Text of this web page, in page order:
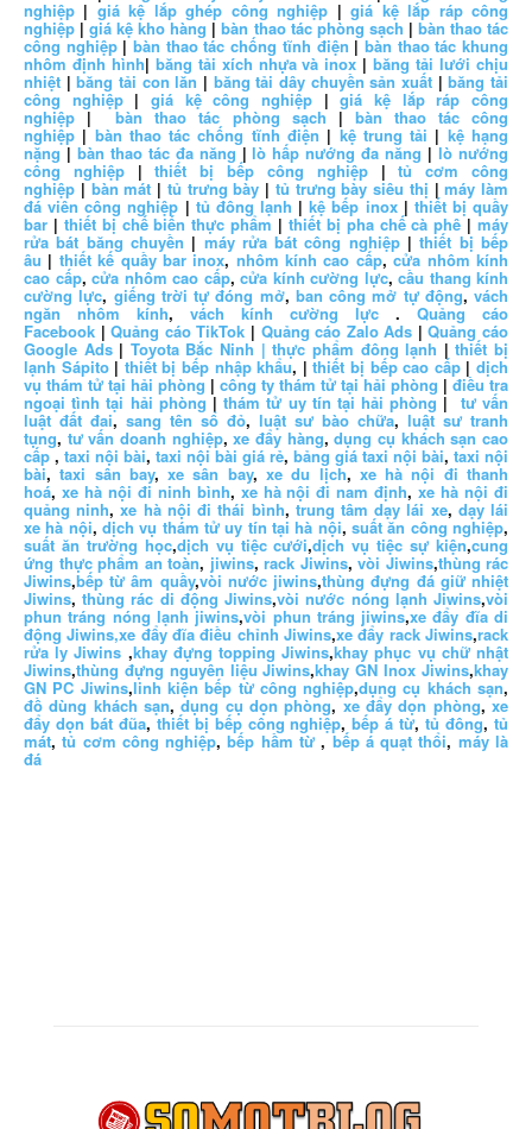
nghiệp | giá kệ lắp ghép công nghiệp |giá kệ lắp ráp công
nghiệp |giá kệ kho hàng |bàn thao tác phòng sạch | bàn thao tác
công nghiệp|bàn thao tác chống tĩnh điện |bàn thao tác khung
nhôm định hình| băng tải xích nhựa và inox|băng tải lưới chịu
nhiệt |băng tải con lăn | băng tải dây chuyền sản xuất |băng tải
công nghiệp|giá kệ công nghiệp |giá kệ lắp ráp công
nghiệp |bàn thao tác phòng sạch| bàn thao tác công
nghiệp | bàn thao tác chống tĩnh điện | kệ trung tải | kệ hạng
nặng| bàn thao tác đa năng|lò hấp nướng đa năng |lò nướng
công nghiệp|thiết bị bếp công nghiệp|tủ cơm công
nghiệp |bàn mát | tủ trưng bày | tủ trưng bày siêu thị |máy làm
đá viên công nghiệp | tủ đông lạnh |kệ bếp inox| thiết bị quầy
bar | thiết bị chế biến thực phẩm | thiết bị pha chế cà phê| máy
rửa bát băng chuyền | máy rửa bát công nghiệp|thiết bị bếp
âu | thiết kế quầy bar inox, nhôm kính cao cấp,cửa nhôm kính
cao cấp, cửa nhôm cao cấp, cửa kính cường lực, cầu thang kính
cường lực, giếng trời tự đóng mở, ban công mở tự động, vách
ngăn nhôm kính, vách kính cường lực .Quảng cáo
Facebook |Quảng cáo TikTok | Quảng cáo Zalo Ads |Quảng cáo
Google Ads| Toyota Bắc Ninh | thực phẩm đông lạnh |thiết bị
lạnh Sápito |thiết bị bếp nhập khẩu, |thiết bị bếp cao cấp|dịch
vụ thám tử tại hải phòng | công ty thám tử tại hải phòng |điều tra
ngoại tình tại hải phòng |thám tử uy tín tại hải phòng | tư vấn
luật đất đai, sang tên sổ đỏ, luật sư bào chữa, luật sư tranh
tụng, tư vấn doanh nghiệp,xe đẩy hàng,dụng cụ khách sạn cao
cấp, taxi nội bài, taxi nội bài giá rẻ, bảng giá taxi nội bài, taxi nội
bài,taxi sân bay,xe sân bay,xe du lịch, xe hà nội đi thanh
hoá, xe hà nội đi ninh bình, xe hà nội đi nam định,xe hà nội đi
quảng ninh,xe hà nội đi thái bình, trung tâm dạy lái xe, dạy lái
xe hà nội,dịch vụ thám tử uy tín tại hà nội,suất ăn công nghiệp,
suất ăn trường học,dịch vụ tiệc cưới,dịch vụ tiệc sự kiện,cung
ứng thực phẩm an toàn, jiwins, rack Jiwins, vòi Jiwins,thùng rác
Jiwins,bếp từ âm quầy,vòi nước jiwins,thùng đựng đá giữ nhiệt
Jiwins,thùng rác di động Jiwins,vòi nước nóng lạnh Jiwins,vòi
phun tráng nóng lạnh jiwins,vòi phun tráng jiwins,xe đẩy đĩa di
động Jiwins,xe đẩy đĩa điều chỉnh Jiwins,xe đẩy rack Jiwins,rack
rửa ly Jiwins ,khay đựng topping Jiwins,khay phục vụ chữ nhật
Jiwins,thùng đựng nguyên liệu Jiwins,khay GN Inox Jiwins,khay
GN PC Jiwins,linh kiện bếp từ công nghiệp,dụng cụ khách sạn,
đồ dùng khách sạn,dụng cụ dọn phòng,xe đẩy dọn phòng,xe
đẩy dọn bát đũa,thiết bị bếp công nghiệp,bếp á từ,tủ đông,tủ
mát,tủ cơm công nghiệp,bếp hầm từ ,bếp á quạt thổi, máy là
đá